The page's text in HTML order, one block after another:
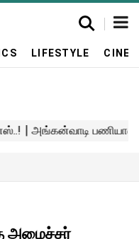
LIFESTYLE
அமைச்சர்